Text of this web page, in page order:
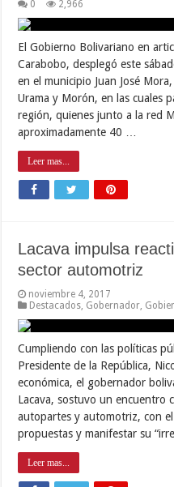
0
2,966
El Gobierno Bolivariano en
Carabobo, desplegó este
en el municipio Juan José
Urama y Morón, en las cuales
región, quienes junto a la red
aproximadamente 40 …
Leer mas...
Lacava impulsa
sector automotriz
noviembre 4, 2017
Destacados Gobernador
Cumpliendo con las políticas
Presidente de la República,
económica, el gobernador
Lacava, sostuvo un encuentro
autopartes y automotriz, con
propuestas y manifestar su
Leer mas...